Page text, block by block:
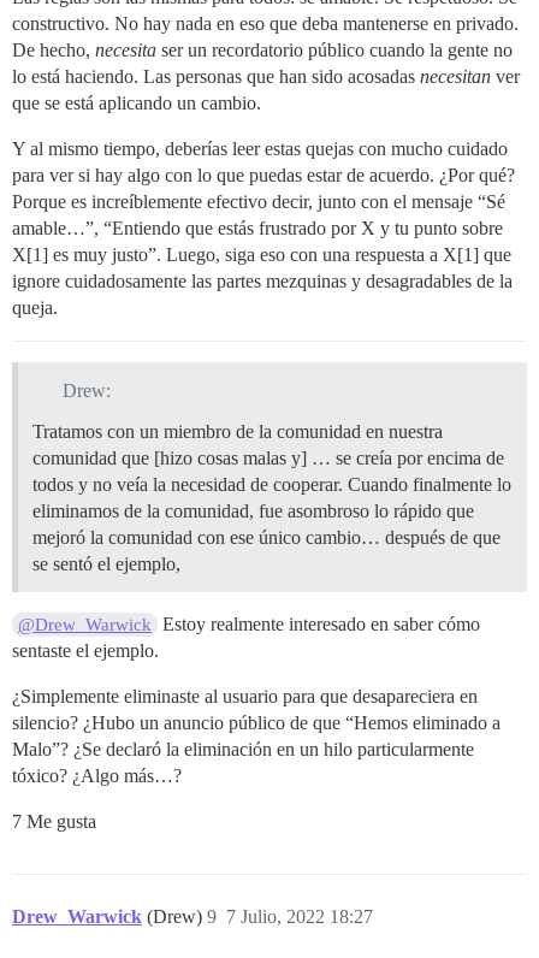
constructivo. No hay nada en eso que deba mantenerse en privado.
De hecho, necesita ser un recordatorio público cuando la gente no
lo está haciendo. Las personas que han sido acosadas necesitan ver
que se está aplicando un cambio.
Y al mismo tiempo, deberías leer estas quejas con mucho cuidado
para ver si hay algo con lo que puedas estar de acuerdo. ¿Por qué?
Porque es increíblemente efectivo decir, junto con el mensaje “Sé
amable…”, “Entiendo que estás frustrado por X y tu punto sobre
X[1] es muy justo”. Luego, siga eso con una respuesta a X[1] que
ignore cuidadosamente las partes mezquinas y desagradables de la
queja.
Drew:
Tratamos con un miembro de la comunidad en nuestra
comunidad que [hizo cosas malas y] … se creía por encima de
todos y no veía la necesidad de cooperar. Cuando finalmente lo
eliminamos de la comunidad, fue asombroso lo rápido que
mejoró la comunidad con ese único cambio… después de que
se sentó el ejemplo,
@Drew_Warwick
Estoy realmente interesado en saber cómo
sentaste el ejemplo.
¿Simplemente eliminaste al usuario para que desapareciera en
silencio? ¿Hubo un anuncio público de que “Hemos eliminado a
Malo”? ¿Se declaró la eliminación en un hilo particularmente
tóxico? ¿Algo más…?
7 Me gusta
Drew_Warwick (Drew) 7 Julio, 2022 18:27
9